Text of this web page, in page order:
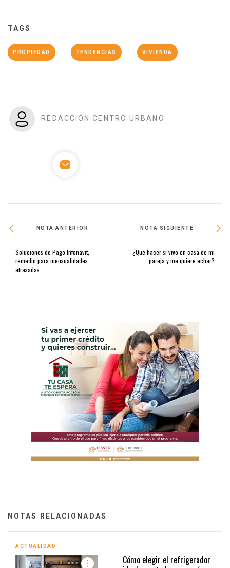
TAGS
PROPIEDAD TENDENCIAS VIVIENDA
REDACCIÓN CENTRO URBANO
NOTA ANTERIOR
Soluciones de Pago Infonavit,
remedio para mensualidades
atrasadas
NOTA SIGUIENTE
¿Qué hacer si vivo en casa de mi
pareja y me quiere echar?
NOTAS RELACIONADAS
ACTUALIDAD
Cómo elegir el refrigerador